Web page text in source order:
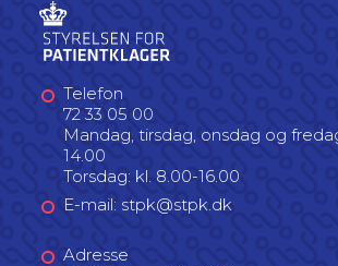
Telefon
72 33 05 00
Mandag, tirsdag, onsdag og
14.00
Torsdag: kl. 8.00-16.00
E-mail: stpk@stpk.dk
Adresse